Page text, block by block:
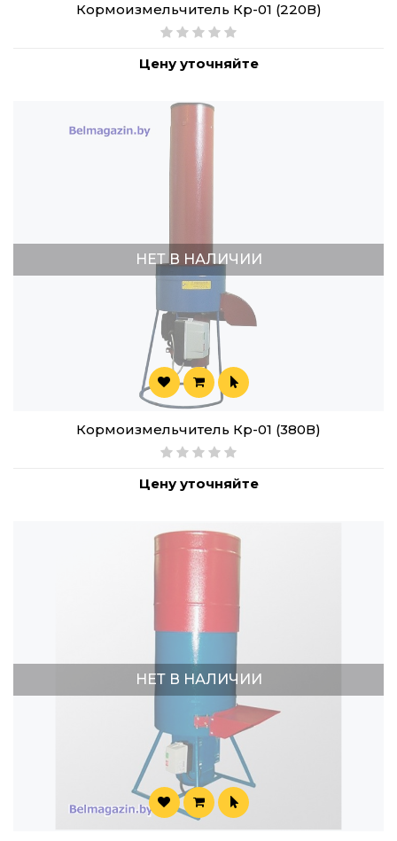
Кормоизмельчитель Кр-01 (220В)
Цену уточняйте
НЕТ В НАЛИЧИИ
Кормоизмельчитель Кр-01 (380В)
Цену уточняйте
НЕТ В НАЛИЧИИ